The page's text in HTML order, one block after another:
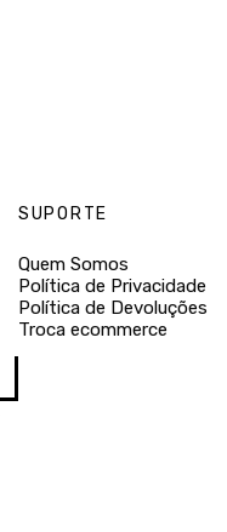
SUPORTE
Quem Somos
Política de Privacidade
Política de Devoluções
Troca ecommerce